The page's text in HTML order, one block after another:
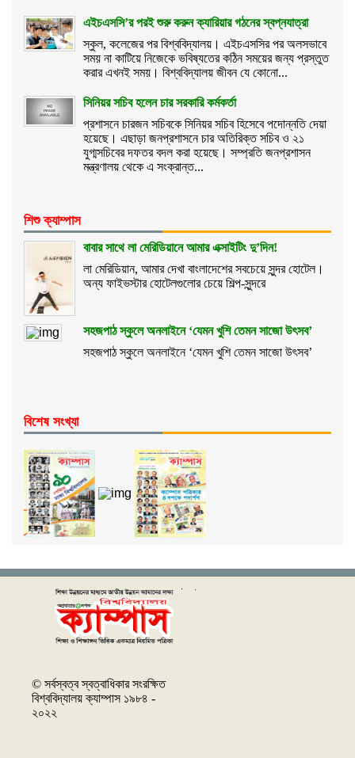
এইচএসসি’র পরই শুরু করুন ক্যারিয়ার গঠনের স্বপ্নযাত্রা
স্কুল, কলেজের পর বিশ্ববিদ্যালয়। এইচএসসির পর অলসভাবে
সময় না কাটিয়ে নিজেকে ভবিষ্যতের কঠিন সময়ের জন্য প্রস্তুত
করার এখনই সময়। বিশ্ববিদ্যালয় জীবন যে কোনো...
সিনিয়র সচিব হলেন চার সরকারি কর্মকর্তা
প্রশাসনে চারজন সচিবকে সিনিয়র সচিব হিসেবে পদোন্নতি দেয়া
হয়েছে। এছাড়া জনপ্রশাসনে চার অতিরিক্ত সচিব ও ২১
যুগ্মসচিবের দফতর বদল করা হয়েছে। সম্প্রতি জনপ্রশাসন
মন্ত্রণালয় থেকে এ সংক্রান্ত...
শিশু ক্যাম্পাস
বাবার সাথে লা মেরিডিয়ানে আমার এক্সাইটিং দু’দিন!
লা মেরিডিয়ান, আমার দেখা বাংলাদেশের সবচেয়ে সুন্দর হোটেল।
অন্য ফাইভস্টার হোটেলগুলোর চেয়ে শিল্প-সুন্দরে
সহজপাঠ স্কুলে অনলাইনে ‘যেমন খুশি তেমন সাজো উৎসব’
সহজপাঠ স্কুলে অনলাইনে ‘যেমন খুশি তেমন সাজো উৎসব’
বিশেষ সংখ্যা
© সর্বস্বত্ব স্বত্বাধিকার সংরক্ষিত
বিশ্ববিদ্যালয় ক্যাম্পাস ১৯৮৪ -
২০২২